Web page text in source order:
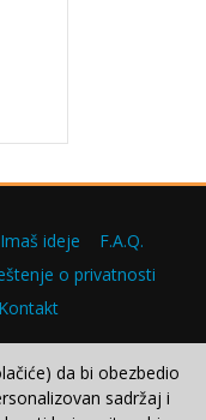
Imaš ideje
F.A.Q.
o privatnosti
Kontakt
da bi obezbedio
sadržaj i